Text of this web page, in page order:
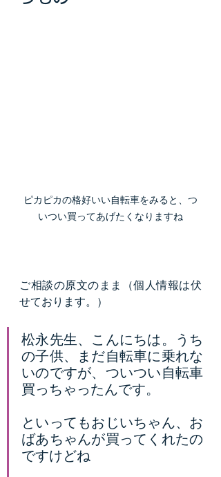
ピカピカの格好いい自転車をみると、つ
いつい買ってあげたくなりますね
ご相談の原文のまま（個人情報は伏
せております。）
松永先生、こんにちは。うち
の子供、まだ自転車に乗れな
いのですが、ついつい自転車
買っちゃったんです。
といってもおじいちゃん、お
ばあちゃんが買ってくれたの
ですけどね